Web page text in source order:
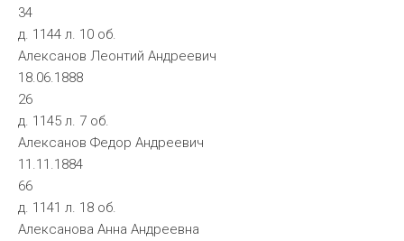
34
д. 1144 л. 10 об.
Алексанов Леонтий Андреевич
18.06.1888
26
д. 1145 л. 7 об.
Алексанов Федор Андреевич
11.11.1884
66
д. 1141 л. 18 об.
Алексанова Анна Андреевна